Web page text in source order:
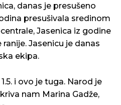
danas je presušeno
presušivala sredinom
Jasenica iz godine
Jasenicu je danas
ekipa.
i ovo je tuga. Narod je
nam Marina Gadže,